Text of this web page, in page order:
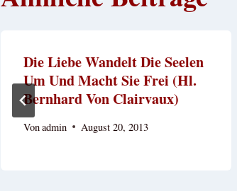
Die Liebe Wandelt Die Seelen
Um Und Macht Sie Frei (Hl.
Bernhard Von Clairvaux)
Vonadmin August 20, 2013